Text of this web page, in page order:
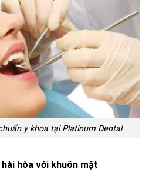
y khoa tại Platinum Dental
hòa với khuôn mặt